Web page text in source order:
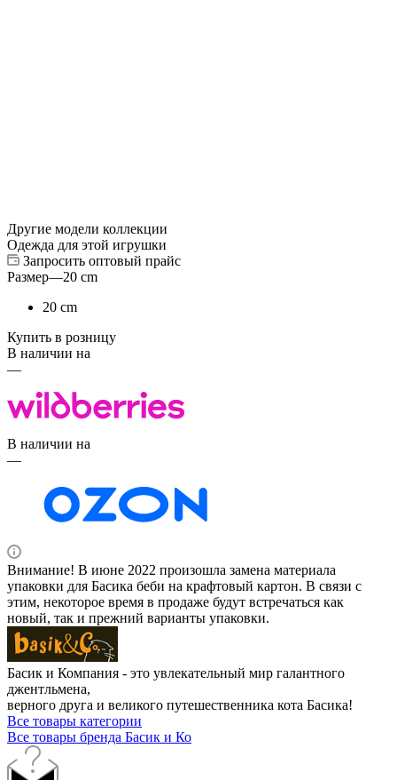
Другие модели коллекции
Одежда для этой игрушки
Запросить оптовый прайс
Размер—20 cm
20 cm
Купить в розницу
В наличии на
—
В наличии на
—
Внимание! В июне 2022 произошла замена материала
упаковки для Басика беби на крафтовый картон. В связи с
этим, некоторое время в продаже будут встречаться как
новый, так и прежний варианты упаковки.
Басик и Компания - это увлекательный мир галантного
джентльмена,
верного друга и великого путешественника кота Басика!
Все товары категории
Все товары бренда Басик и Ко